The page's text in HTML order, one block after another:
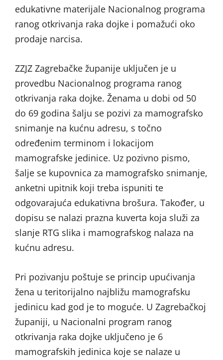
edukativne materijale Nacionalnog programa
ranog otkrivanja raka dojke i pomažući oko
prodaje narcisa.
ZZJZ Zagrebačke županije uključen je u
provedbu Nacionalnog programa ranog
otkrivanja raka dojke. Ženama u dobi od 50
do 69 godina šalju se pozivi za mamografsko
snimanje na kućnu adresu, s točno
određenim terminom i lokacijom
mamografske jedinice. Uz pozivno pismo,
šalje se kupovnica za mamografsko snimanje,
anketni upitnik koji treba ispuniti te
odgovarajuća edukativna brošura. Također, u
dopisu se nalazi prazna kuverta koja služi za
slanje RTG slika i mamografskog nalaza na
kućnu adresu.
Pri pozivanju poštuje se princip upućivanja
žena u teritorijalno najbližu mamografsku
jedinicu kad god je to moguće. U Zagrebačkoj
županiji, u Nacionalni program ranog
otkrivanja raka dojke uključeno je 6
mamografskih jedinica koje se nalaze u